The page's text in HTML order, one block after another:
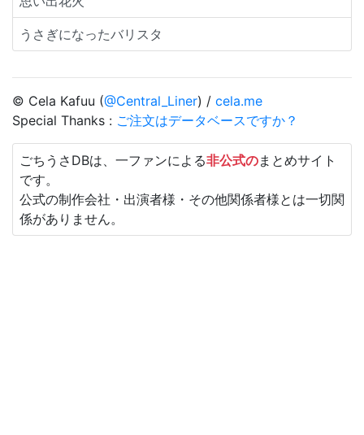
うさぎになったバリスタ
© Cela Kafuu (@Central_Liner) / cela.me
Special Thanks : ご注文はデータベースですか？
ごちうさDBは、一ファンによる非公式のまとめサイト
です。
公式の制作会社・出演者様・その他関係者様とは一切関
係がありません。